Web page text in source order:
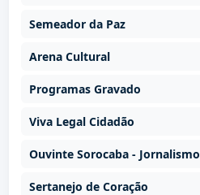
Semeador da Paz
Arena Cultural
Programas Gravado
Viva Legal Cidadão
Ouvinte Sorocaba - Jornalismo
Sertanejo de Coração